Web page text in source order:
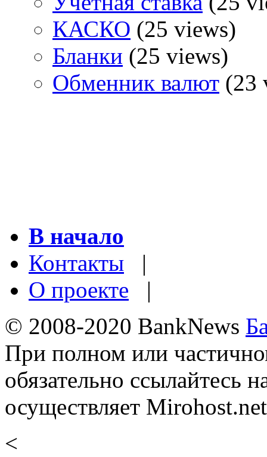
КАСКО (25 views)
Бланки (25 views)
Обменник валют (23
В начало
Контакты |
О проекте |
© 2008-2020 BankNews
При полном или
обязательно ссылайтесь
осуществляет
<